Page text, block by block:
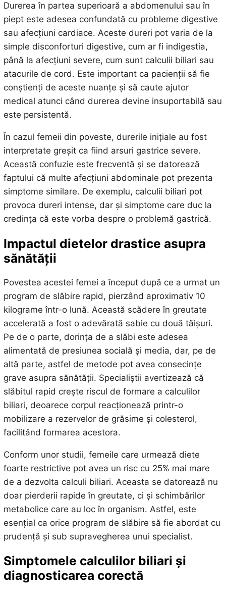
Durerea în partea superioară a abdomenului sau în
piept este adesea confundată cu probleme digestive
sau afecțiuni cardiace. Aceste dureri pot varia de la
simple disconforturi digestive, cum ar fi indigestia,
până la afecțiuni severe, cum sunt calculii biliari sau
atacurile de cord. Este important ca pacienții să fie
conștienți de aceste nuanțe și să caute ajutor
medical atunci când durerea devine insuportabilă sau
este persistentă.
În cazul femeii din poveste, durerile inițiale au fost
interpretate greșit ca fiind arsuri gastrice severe.
Această confuzie este frecventă și se datorează
faptului că multe afecțiuni abdominale pot prezenta
simptome similare. De exemplu, calculii biliari pot
provoca dureri intense, dar și simptome care duc la
credința că este vorba despre o problemă gastrică.
Impactul dietelor drastice asupra
sănătății
Povestea acestei femei a început după ce a urmat un
program de slăbire rapid, pierzând aproximativ 10
kilograme într-o lună. Această scădere în greutate
accelerată a fost o adevărată sabie cu două tăișuri.
Pe de o parte, dorința de a slăbi este adesea
alimentată de presiunea socială și media, dar, pe de
altă parte, astfel de metode pot avea consecințe
grave asupra sănătății. Specialiștii avertizează că
slăbitul rapid crește riscul de formare a calculilor
biliari, deoarece corpul reacționează printr-o
mobilizare a rezervelor de grăsime și colesterol,
facilitând formarea acestora.
Conform unor studii, femeile care urmează diete
foarte restrictive pot avea un risc cu 25% mai mare
de a dezvolta calculi biliari. Aceasta se datorează nu
doar pierderii rapide în greutate, ci și schimbărilor
metabolice care au loc în organism. Astfel, este
esențial ca orice program de slăbire să fie abordat cu
prudență și sub supravegherea unui specialist.
Simptomele calculilor biliari și
diagnosticarea corectă